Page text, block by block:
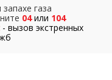
запахе газа
04 или 104
- вызов экстренных